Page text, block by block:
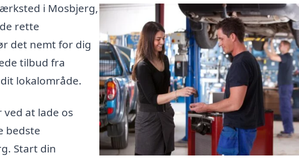
i Mosbjerg,
rette
det nemt for dig
tilbud fra
lokalområde.
at lade os
bedste
Start din